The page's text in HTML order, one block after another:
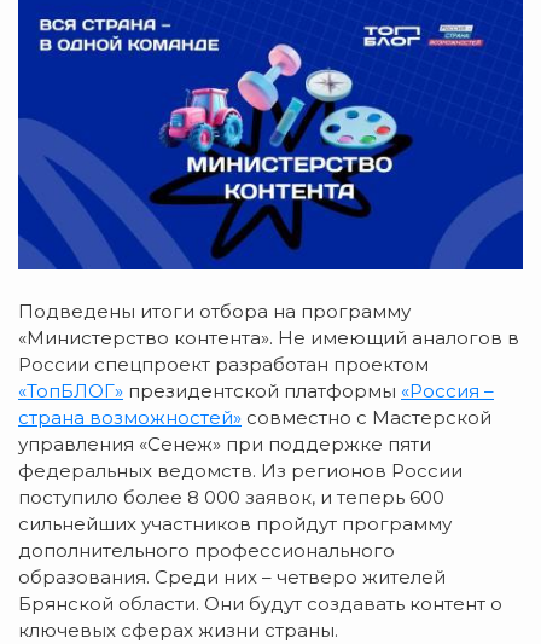
Подведены итоги отбора на программу
«Министерство контента». Не имеющий аналогов в
России спецпроект разработан проектом
«ТопБЛОГ» президентской платформы «Россия –
страна возможностей» совместно с Мастерской
управления «Сенеж» при поддержке пяти
федеральных ведомств. Из регионов России
поступило более 8 000 заявок, и теперь 600
сильнейших участников пройдут программу
дополнительного профессионального
образования. Среди них – четверо жителей
Брянской области. Они будут создавать контент о
ключевых сферах жизни страны.